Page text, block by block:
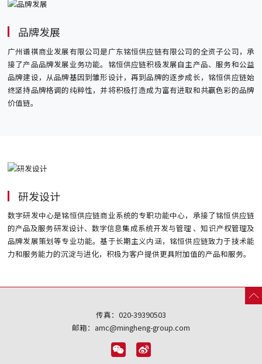
品牌发展
广州谱祺商业发展有限公司是广东铭恒供应链有限公司的全资子公司，承
接了产品品牌发展业务功能。铭恒供应链积极发展自主产品、服务和公益
品牌建设，从品牌基因到雏形设计，再到品牌的逐步成长，铭恒供应链始
终坚持品牌格调的纯粹性，并将积极打造成为富有进取和共赢色彩的品牌
价值链。
研发设计
数字研发中心是铭恒供应链商业系统的专职功能中心，承接了铭恒供应链
的产品及服务研发设计、数字信息集成系统开发与管理 、知识产权管理及
品牌发展策划等专业功能。基于长期主义内涵，铭恒供应链致力于技术能
力和服务能力的沉淀与进化，积极为客户提供更具附加值的产品和服务。
传真：020-39390503
邮箱：amc@mingheng-group.com